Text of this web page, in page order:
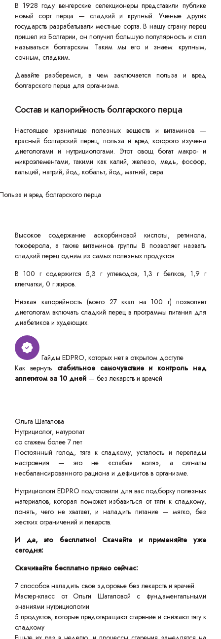
В 1928 году венгерские селекционеры представили публике
новый сорт перца — сладкий и крупный. Ученые других
государств разрабатывали местные сорта. В нашу страну перец
пришел из Болгарии, он получил большую популярность и стал
называться болгарским. Таким мы его и знаем: крупным,
сочным, сладким.
Давайте разберемся, в чем заключается польза и вред
болгарского перца для организма.
Состав и калорийность болгарского перца
Настоящее хранилище полезных веществ и витаминов —
красный болгарский перец, польза и вред которого изучена
диетологами и нутрициологами. Этот овощ богат макро- и
микроэлементами, такими как калий, железо, медь, фосфор,
кальций, натрий, йод, кобальт, йод, магний, сера.
Высокое содержание аскорбиновой кислоты, ретинола,
токоферола, а также витаминов группы В позволяет назвать
сладкий перец одним из самых полезных продуктов.
В 100 г содержится 5,3 г углеводов, 1,3 г белков, 1,9 г
клетчатки, 0 г жиров.
Низкая калорийность (всего 27 ккал на 100 г) позволяет
диетологам включать сладкий перец в программы питания для
диабетиков и худеющих.
Гайды EDPRO, которых нет в открытом доступе
Как вернуть стабильное самочувствие и контроль над
аппетитом за 10 дней — без лекарств и врачей
Ольга Шаталова
Нутрициолог, натуропат
со стажем более 7 лет
Постоянный голод, тяга к сладкому, усталость и перепады
настроения — это не «слабая воля», а сигналы
несбалансированного рациона и дефицитов в организме.
Нутрициологи EDPRO подготовили для вас подборку полезных
материалов, которая поможет избавиться от тяги к сладкому,
понять, чего не хватает, и наладить питание — мягко, без
жестких ограничений и лекарств.
И да, это бесплатно! Скачайте и применяйте уже
сегодня:
Скачивайте бесплатно прямо сейчас:
7 способов наладить своё здоровье без лекарств и врачей.
Мастер-класс от Ольги Шаталовой с фундаментальными
знаниями нутрициологии
5 продуктов, которые предотвращают старение и снижают тягу к
сладкому